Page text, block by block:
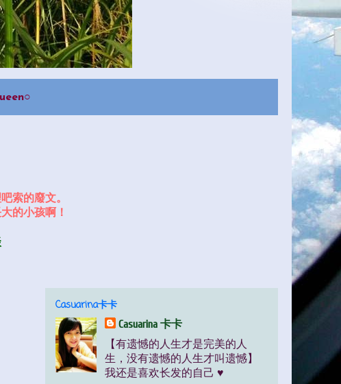
索的廢文。
的小孩啊！
Casuarina卡卡
Casuarina 卡卡
【有遗憾的人生才是完美的人
生，没有遗憾的人生才叫遗憾】
我还是喜欢长发的自己 ♥